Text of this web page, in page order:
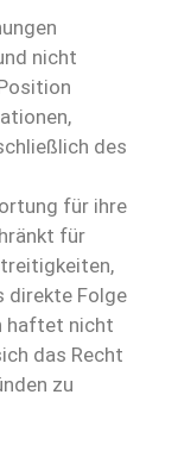
nicht
des
für ihre
für
direkte Folge
haftet nicht
das Recht
zu